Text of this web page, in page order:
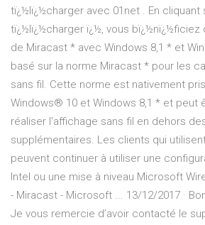
tï¿½lï¿½charger avec 01net . En cliquant
tï¿½lï¿½charger ï¿½, vous bï¿½nï¿½ficiez
de Miracast * avec Windows 8,1 * et
basé sur la norme Miracast * pour les
sans fil. Cette norme est nativement
Windows® 10 et Windows 8,1 * et peut
réaliser l'affichage sans fil en dehors
supplémentaires. Les clients qui
peuvent continuer à utiliser une
Intel ou une mise à niveau Microsoft
- Miracast - Microsoft ... 13/12/2017 ·
Je vous remercie d’avoir contacté le